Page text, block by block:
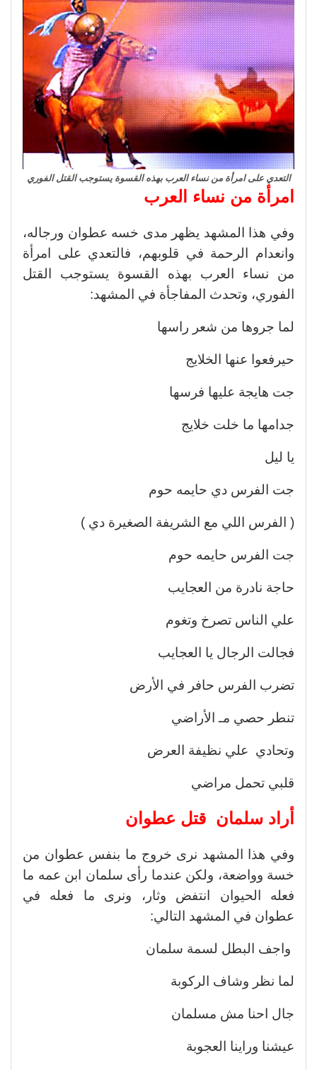
التعدي على امرأة من نساء العرب بهذه القسوة يستوجب القتل الفوري
امرأة من نساء العرب
وفي هذا المشهد يظهر مدى خسه عطوان ورجاله،
وانعدام الرحمة في قلوبهم، فالتعدي على امرأة
من نساء العرب بهذه القسوة يستوجب القتل
الفوري، وتحدث المفاجأة في المشهد:
لما جروها من شعر راسها
حيرفعوا عنها الخلايج
جت هايجة عليها فرسها
جدامها ما خلت خلايج
يا ليل
جت الفرس دي حايمه حوم
( الفرس اللي مع الشريفة الصغيرة دي )
جت الفرس حايمه حوم
حاجة نادرة من العجايب
علي الناس تصرخ وتغوم
فجالت الرجال يا العجايب
تضرب الفرس حافر في الأرض
تنطر حصي مـ الأراضي
وتحادي علي نظيفة العرض
قلبي تحمل مراضي
أراد سلمان قتل عطوان
وفي هذا المشهد نرى خروج ما بنفس عطوان من
خسة وواضعة، ولكن عندما رأى سلمان ابن عمه ما
فعله الحيوان انتفض وثار، ونرى ما فعله في
عطوان في المشهد التالي:
واجف البطل لسمة سلمان
لما نظر وشاف الركوبة
جال احنا مش مسلمان
عيشنا وراينا العجوبة